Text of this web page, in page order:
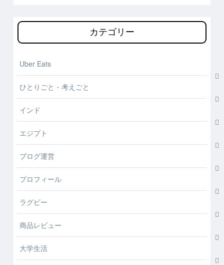
カテゴリー
Uber Eats
ひとりごと・考えごと
インド
エジプト
ブログ運営
プロフィール
ラグビー
商品レビュー
大学生活